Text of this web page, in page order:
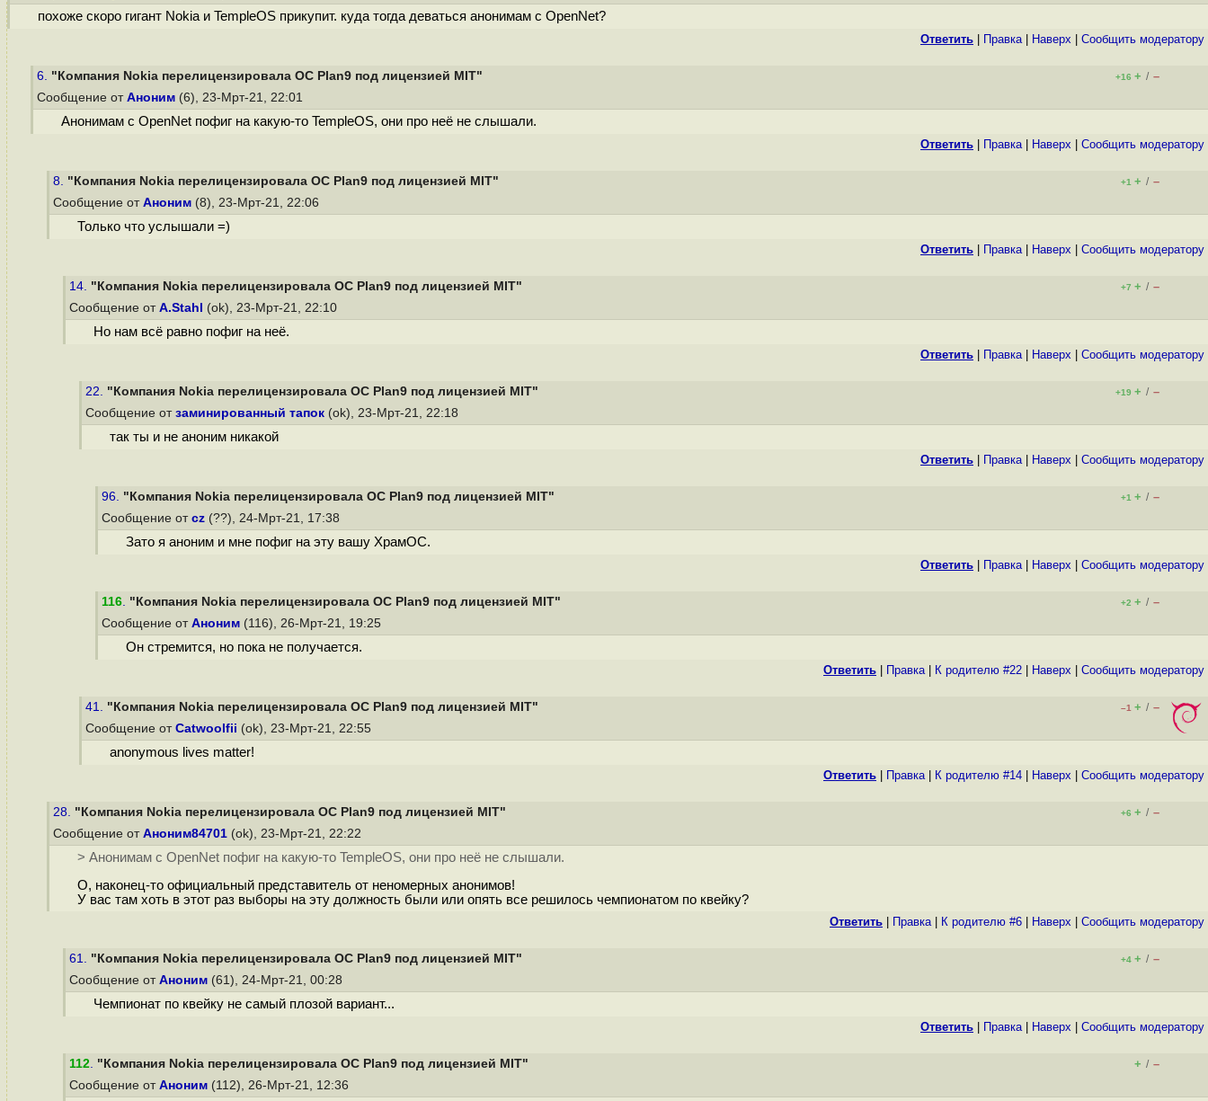
похоже скоро гигант Nokia и TempleOS прикупит. куда тогда деваться анонимам с OpenNet?
Ответить Правка| Наверх Cообщить модератору
6. "Компания Nokia перелицензировала ОС Plan9 под лицензией MIT" +16 + / –
Сообщение от Аноним (6), 23-Мрт-21, 22:01
Анонимам с OpenNet пофиг на какую-то TempleOS, они про неё не слышали.
Ответить Правка| Наверх Cообщить модератору
8. "Компания Nokia перелицензировала ОС Plan9 под лицензией MIT" +1 + / –
Сообщение от Аноним (8), 23-Мрт-21, 22:06
Только что услышали =)
Ответить Правка| Наверх Cообщить модератору
14. "Компания Nokia перелицензировала ОС Plan9 под лицензией MIT" +7 + / –
Сообщение от A.Stahl (ok), 23-Мрт-21, 22:10
Но нам всё равно пофиг на неё.
Ответить Правка| Наверх Cообщить модератору
22. "Компания Nokia перелицензировала ОС Plan9 под лицензией MIT" +19 + / –
Сообщение от заминированный тапок (ok), 23-Мрт-21, 22:18
так ты и не аноним никакой
Ответить Правка| Наверх Cообщить модератору
96. "Компания Nokia перелицензировала ОС Plan9 под лицензией MIT" +1 + / –
Сообщение от cz (??), 24-Мрт-21, 17:38
Зато я аноним и мне пофиг на эту вашу ХрамОС.
Ответить Правка| Наверх Cообщить модератору
116. "Компания Nokia перелицензировала ОС Plan9 под лицензией MIT" +2 + / –
Сообщение от Аноним (116), 26-Мрт-21, 19:25
Он стремится, но пока не получается.
Ответить Правка| К родителю #22 Наверх Cообщить модератору
41. "Компания Nokia перелицензировала ОС Plan9 под лицензией MIT" –1 + / –
Сообщение от Catwoolfii (ok), 23-Мрт-21, 22:55
anonymous lives matter!
Ответить Правка| К родителю #14 Наверх Cообщить модератору
28. "Компания Nokia перелицензировала ОС Plan9 под лицензией MIT" +6 + / –
Сообщение от Аноним84701 (ok), 23-Мрт-21, 22:22
> Анонимам с OpenNet пофиг на какую-то TempleOS, они про неё не слышали.
О, наконец-то официальный представитель от неномерных анонимов!
У вас там хоть в этот раз выборы на эту должность были или опять все решилось чемпионатом по квейку?
Ответить Правка| К родителю #6 Наверх Cообщить модератору
61. "Компания Nokia перелицензировала ОС Plan9 под лицензией MIT" +4 + / –
Сообщение от Аноним (61), 24-Мрт-21, 00:28
Чемпионат по квейку не самый плозой вариант...
Ответить Правка| Наверх Cообщить модератору
112. "Компания Nokia перелицензировала ОС Plan9 под лицензией MIT" + / –
Сообщение от Аноним (112), 26-Мрт-21, 12:36